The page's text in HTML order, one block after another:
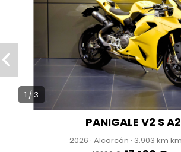
1 / 3
PANIGALE V2 S A2
2026 · Alcorcón · 3.903 km